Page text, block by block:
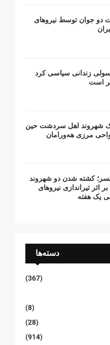
دو جوان توسط نیروهای
زندانی سیاسی کرد
است
شهروند اهل سردشت حین
مرزی هەورامان
کشته شدن دو شهروند
اثر تیراندازی نیروهای
یک هفته
دسته‌ها
(367)
(8)
(28)
(914)